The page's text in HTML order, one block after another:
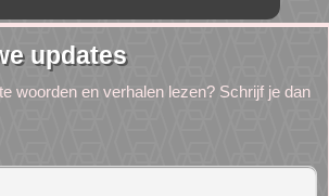
updates
woorden en verhalen lezen? Schrijf je dan